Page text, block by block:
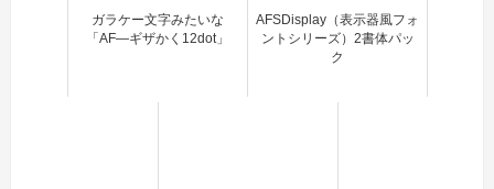
ガラケー文字みたいな
「AF―ギザかく12dot」
AFSDisplay（表示器風フォ
ントシリーズ）2書体パッ
ク